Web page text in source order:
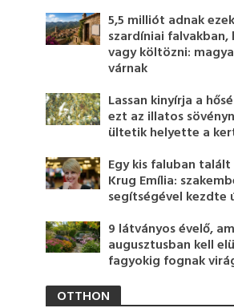
5,5 milliót adnak
szardíniai falvakban,
vagy költözni:
várnak
Lassan kinyírja a
ezt az illatos
ültetik helyette a
Egy kis faluban
Krug Emília:
segítségével kezdte
9 látványos évelő,
augusztusban kell
fagyokig fognak
OTTHON